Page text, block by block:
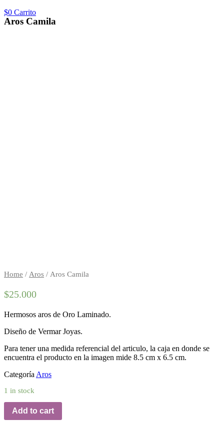
$0 Carrito
Aros Camila
Home / Aros / Aros Camila
$25.000
Hermosos aros de Oro Laminado.
Diseño de Vermar Joyas.
Para tener una medida referencial del articulo, la caja en donde se
encuentra el producto en la imagen mide 8.5 cm x 6.5 cm.
Categoría Aros
1 in stock
Add to cart